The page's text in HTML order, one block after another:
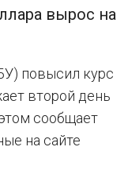
вырос на
повысил курс
второй день
сообщает
на сайте